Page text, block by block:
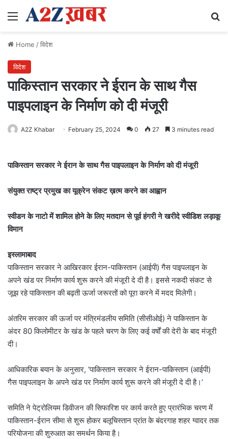
Menu
Home /विदेश
विदेश
पाकिस्तान सरकार ने ईरान के साथ गैस
पाइपलाइन के निर्माण को दी मंजूरी
A2Z Khabar February 25, 2024 0 27 3 minutes read
पाकिस्तान सरकार ने ईरान के साथ गैस पाइपलाइन के निर्माण को दी मंजूरी
संयुक्त राष्ट्र प्रमुख का यूक्रेन संकट ख़त्म करने का आह्वान
स्वीडन के नाटो में शामिल होने के लिए मतदान से पूर्व हंगरी ने खरीदे स्वीडिश लड़ाकू
विमान
इस्लामाबाद
पाकिस्तान सरकार ने आखिरकार ईरान-पाकिस्तान (आईपी) गैस पाइपलाइन के
अपने खंड पर निर्माण कार्य शुरू करने की मंजूरी दे दी है। इससे नकदी संकट से
जूझ रहे पाकिस्तान की बढ़ती ऊर्जा जरूरतों को पूरा करने में मदद मिलेगी।
अंतरिम सरकार की ऊर्जा पर मंत्रिमंडलीय समिति (सीसीओई) ने पाकिस्तान के
अंदर 80 किलोमीटर के खंड के पहले चरण के लिए कई वर्षों की देरी के बाद मंजूरी
दी।
आधिकारिक बयान के अनुसार, ‘पाकिस्तान सरकार ने ईरान-पाकिस्तान (आईपी)
गैस पाइपलाइन के अपने खंड पर निर्माण कार्य शुरू करने की मंजूरी दे दी है।’
समिति ने पेट्रोलियम डिवीजन की सिफारिश पर कार्य करते हुए प्रारंभिक चरण में
पाकिस्तान-ईरान सीमा से शुरू होकर बलूचिस्तान प्रांत के बंदरगाह शहर ग्वादर तक
परियोजना की शुरुआत का समर्थन किया है।